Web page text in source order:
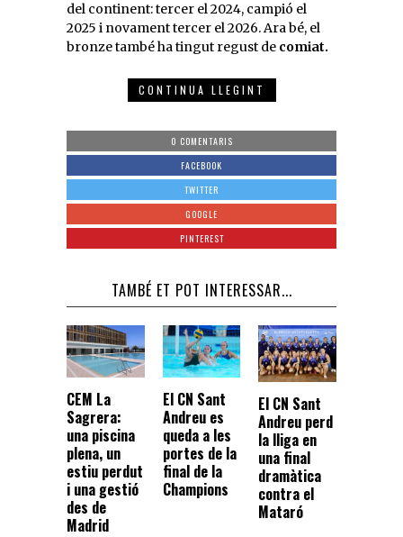
del continent: tercer el 2024, campió el
2025 i novament tercer el 2026. Ara bé, el
bronze també ha tingut regust de comiat.
CONTINUA LLEGINT
0 COMENTARIS
FACEBOOK
TWITTER
GOOGLE
PINTEREST
TAMBÉ ET POT INTERESSAR...
CEM La
Sagrera:
una piscina
plena, un
estiu perdut
i una gestió
des de
Madrid
El CN Sant
Andreu es
queda a les
portes de la
final de la
Champions
El CN Sant
Andreu perd
la lliga en
una final
dramàtica
contra el
Mataró